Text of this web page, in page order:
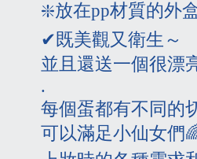
❇️放在pp材質的外
✔ 既美觀又衛生～
並且還送一個很漂
.
每個蛋都有不同的
可以滿足小仙女們